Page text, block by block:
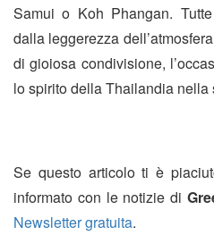
Samui o Koh Phangan.
dalla leggerezza
di gioiosa condivisione,
lo spirito della Thailandia
Se questo articolo ti è
informato con le notizie di
Newsletter gratuita.